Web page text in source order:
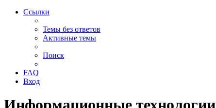
Ссылки
Темы без ответов
Активные темы
Поиск
FAQ
Вход